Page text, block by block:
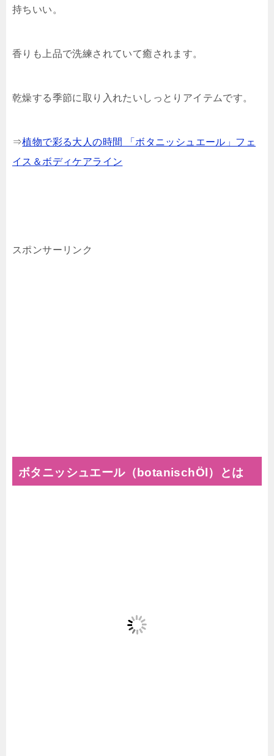
持ちいい。
香りも上品で洗練されていて癒されます。
乾燥する季節に取り入れたいしっとりアイテムです。
⇒植物で彩る大人の時間 「ボタニッシュエール」フェ
イス＆ボディケアライン
スポンサーリンク
ボタニッシュエール（botanischÖl）とは